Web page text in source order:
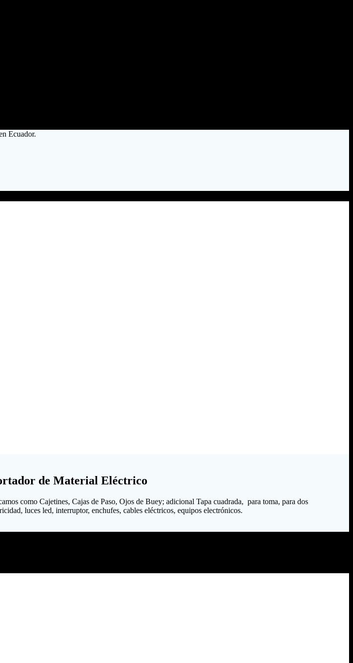
Ecuador.
de Material Eléctrico
como Cajetines, Cajas de Paso, Ojos de Buey; adicional Tapa cuadrada, para toma, para dos
luces led, interruptor, enchufes, cables eléctricos, equipos electrónicos.